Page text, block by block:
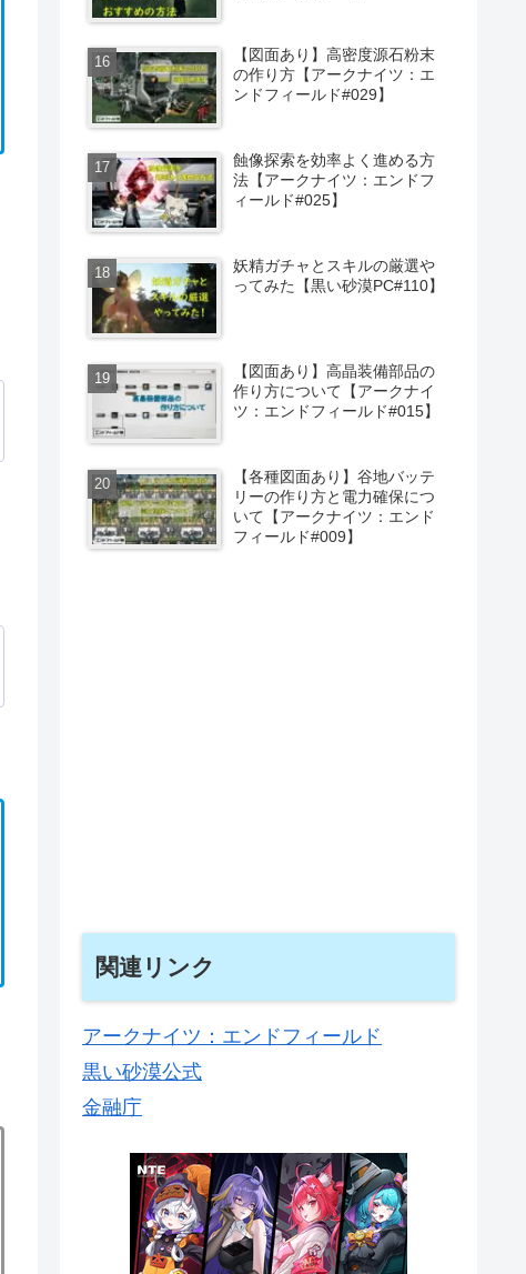
【図面あり】高密度源石粉末
の作り方【アークナイツ：エ
ンドフィールド#029】
蝕像探索を効率よく進める方
法【アークナイツ：エンドフ
ィールド#025】
妖精ガチャとスキルの厳選や
ってみた【黒い砂漠PC#110】
【図面あり】高晶装備部品の
作り方について【アークナイ
ツ：エンドフィールド#015】
【各種図面あり】谷地バッテ
リーの作り方と電力確保につ
いて【アークナイツ：エンド
フィールド#009】
関連リンク
アークナイツ：エンドフィールド
黒い砂漠公式
金融庁